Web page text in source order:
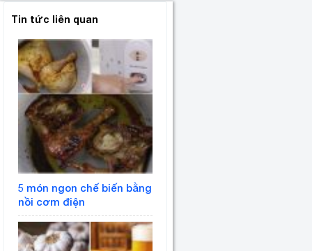
Tin tức liên quan
5 món ngon chế biến bằng
nồi cơm điện